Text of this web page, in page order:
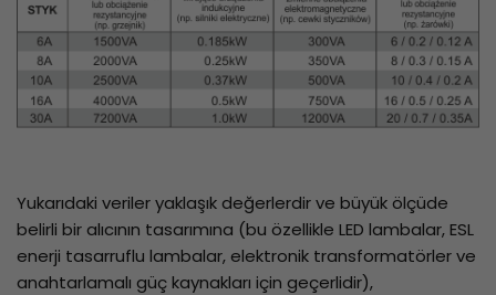
Yukarıdaki veriler yaklaşık değerlerdir ve büyük ölçüde
belirli bir alıcının tasarımına (bu özellikle LED lambalar, ESL
enerji tasarruflu lambalar, elektronik transformatörler ve
anahtarlamalı güç kaynakları için geçerlidir),